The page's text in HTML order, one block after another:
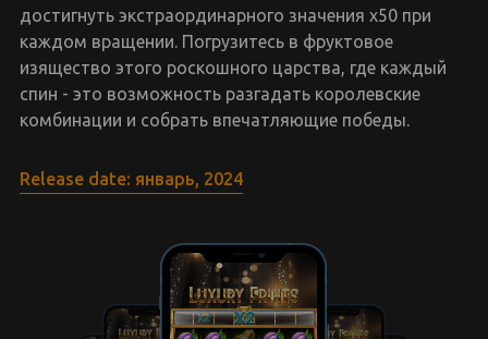
достигнуть экстраординарного значения x50 при
каждом вращении. Погрузитесь в фруктовое
изящество этого роскошного царства, где каждый
спин - это возможность разгадать королевские
комбинации и собрать впечатляющие победы.
Release date: январь, 2024